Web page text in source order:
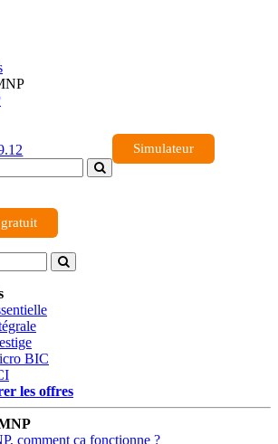
Simulateur
BIC
les offres
comment ça fonctionne ?